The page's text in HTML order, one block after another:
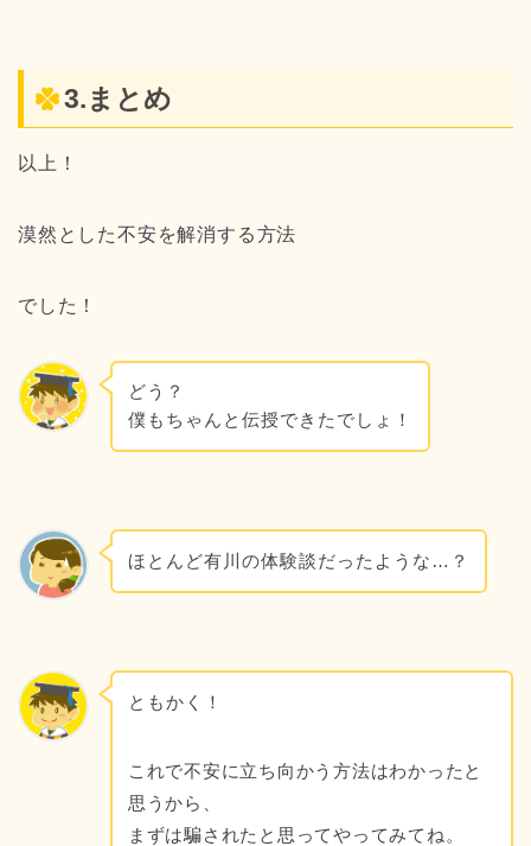
3.まとめ
以上！
漠然とした不安を解消する方法
でした！
どう？
僕もちゃんと伝授できたでしょ！
ほとんど有川の体験談だったような…？
ともかく！
これで不安に立ち向かう方法はわかったと
思うから、
まずは騙されたと思ってやってみてね。